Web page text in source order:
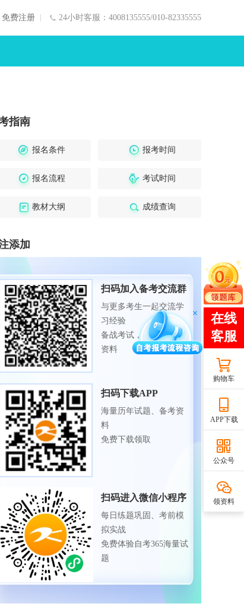
24小时客服：4008135555/010-82335555
免费注册
指南
报名条件 报考时间
报名流程 考试时间
教材大纲 成绩查询
添加
扫码加入备考交流群
与更多考生一起交流学
习经验
备战考试，获取试题及
资料
扫码下载APP
海量历年试题、备考资
料
免费下载领取
扫码进入微信小程序
每日练题巩固、考前模
拟实战
免费体验自考365海量试
题
购物车
APP下载
公众号
领资料